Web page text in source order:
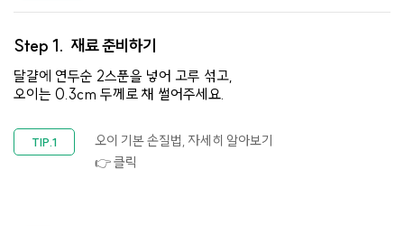
Step 1. 재료 준비하기
달걀에 연두순 2스푼을 넣어 고루 섞고,
오이는 0.3cm 두께로 채 썰어주세요.
오이 기본 손질법, 자세히 알아보기
👉 클릭